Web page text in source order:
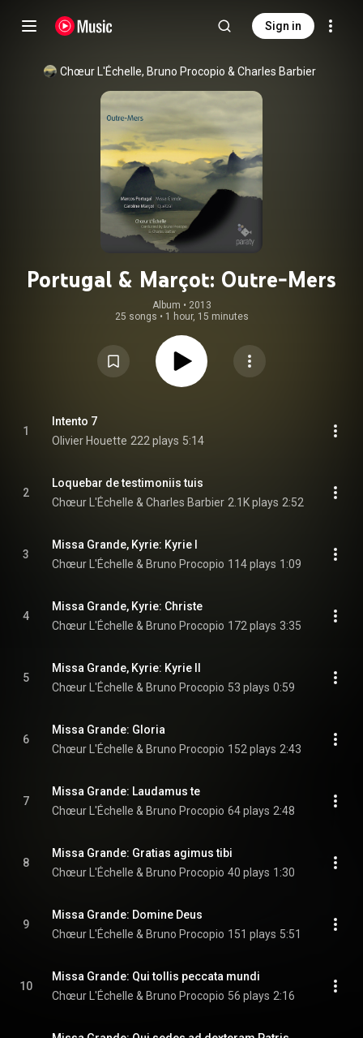
Sign in
Chœur L'Échelle, Bruno Procopio & Charles Barbier
Portugal & Marçot: Outre-Mers
Album • 2013
25 songs • 1 hour, 15 minutes
1
Intento 7
Olivier Houette 222 plays 5:14
2
Loquebar de testimoniis tuis
Chœur L'Échelle & Charles Barbier 2.1K plays 2:52
3
Missa Grande, Kyrie: Kyrie I
Chœur L'Échelle & Bruno Procopio 114 plays 1:09
4
Missa Grande, Kyrie: Christe
Chœur L'Échelle & Bruno Procopio 172 plays 3:35
5
Missa Grande, Kyrie: Kyrie II
Chœur L'Échelle & Bruno Procopio 53 plays 0:59
6
Missa Grande: Gloria
Chœur L'Échelle & Bruno Procopio 152 plays 2:43
7
Missa Grande: Laudamus te
Chœur L'Échelle & Bruno Procopio 64 plays 2:48
8
Missa Grande: Gratias agimus tibi
Chœur L'Échelle & Bruno Procopio 40 plays 1:30
9
Missa Grande: Domine Deus
Chœur L'Échelle & Bruno Procopio 151 plays 5:51
10
Missa Grande: Qui tollis peccata mundi
Chœur L'Échelle & Bruno Procopio 56 plays 2:16